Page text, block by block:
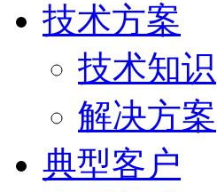
技术方案
技术知识
解决方案
典型客户